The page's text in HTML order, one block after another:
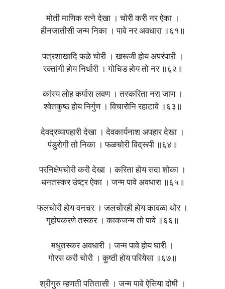
मोती माणिक रत्‍ने देखा । चोरी करी नर ऐका ।
हीनजातीसी जन्म निका । पावे नर अवधारा ॥६१॥
पत्रशाखादि फळे चोरी । खरूजी होय अपरंपारी ।
रक्तांगी होय निर्धारी । गोचिड होय तो नर ॥६२॥
कांस्य लोह कर्पास लवण । तस्करिता नरा जाण ।
श्वेतकुष्ठ होय निर्गुण । विचारोनि रहाटावे ॥६३॥
देवद्रव्यापहारी देखा । देवकार्यनाश अपहार देखा ।
पंडुरोगी तो निका । फळचोरी विद्रूपी ॥६४॥
परनिक्षेपचोरी करी देखा । करिता होय सदा शोका ।
धनतस्कर उंष्ट्र ऐका । जन्म पावे अवधारा ॥६५॥
फलचोरी होय वनचर । जलचोरही होय कावळा थोर ।
गृहोपकरणे तस्कर । काकजन्म तो पावे ॥६६॥
मधुतस्कर अवधारी । जन्म पावे होय घारी ।
गोरस करी चोरी । कुष्ठी होय परियेसा ॥६७॥
श्रीगुरु म्हणती पतितासी । जन्म पावे ऐसिया दोषी ।